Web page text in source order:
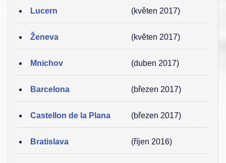
Lucern (květen 2017)
Ženeva (květen 2017)
Mnichov (duben 2017)
Barcelona (březen 2017)
Castellon de la Plana (březen 2017)
Bratislava (říjen 2016)